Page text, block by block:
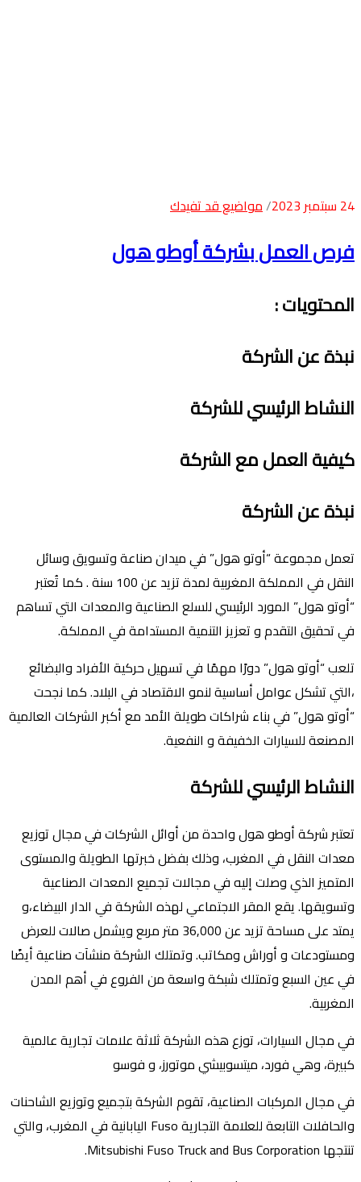
24 سبتمبر 2023 مواضيع قد تفيدك
فرص العمل بشركة أوطو هول
المحتويات:
نبذة عن الشركة
النشاط الرئيسي للشركة
كيفية العمل مع الشركة
نبذة عن الشركة
تعمل مجموعة “أوتو هول” في ميدان صناعة وتسويق وسائل
النقل في المملكة المغربية لمدة تزيد عن 100 سنة . كما تُعتبر
“أوتو هول” المورد الرئيسي للسلع الصناعية والمعدات التي تساهم
في تحقيق التقدم و تعزيز التنمية المستدامة في المملكة.
تلعب “أوتو هول” دورًا مهمًا في تسهيل حركية الأفراد والبضائع
،التي تشكل عوامل أساسية لنمو الاقتصاد في البلاد. كما نجحت
“أوتو هول” في بناء شراكات طويلة الأمد مع أكبر الشركات العالمية
المصنعة للسيارات الخفيفة و النفعية.
النشاط الرئيسي للشركة
تعتبر شركة أوطو هول واحدة من أوائل الشركات في مجال توزيع
معدات النقل في المغرب، وذلك بفضل خبرتها الطويلة والمستوى
المتميز الذي وصلت إليه في مجالات تجميع المعدات الصناعية
وتسويقها. يقع المقر الاجتماعي لهذه الشركة في الدار البيضاء،و
يمتد على مساحة تزيد عن 36,000 متر مربع ويشمل صالات للعرض
ومستودعات و أوراش ومكاتب. وتمتلك الشركة منشآت صناعية أيضًا
في عين السبع وتمتلك شبكة واسعة من الفروع في أهم المدن
المغربية.
في مجال السيارات، توزع هذه الشركة ثلاثة علامات تجارية عالمية
كبيرة، وهي فورد، ميتسوبيشي موتورز، و فوسو
في مجال المركبات الصناعية، تقوم الشركة بتجميع وتوزيع الشاحنات
والحافلات التابعة للعلامة التجارية Fuso اليابانية في المغرب، والتي
تنتجها Mitsubishi Fuso Truck and Bus Corporation.